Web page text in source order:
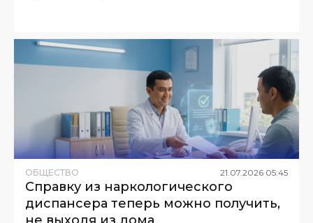
ОБЩЕСТВО 21.07.2026 05:45
Справку из наркологического
диспансера теперь можно получить,